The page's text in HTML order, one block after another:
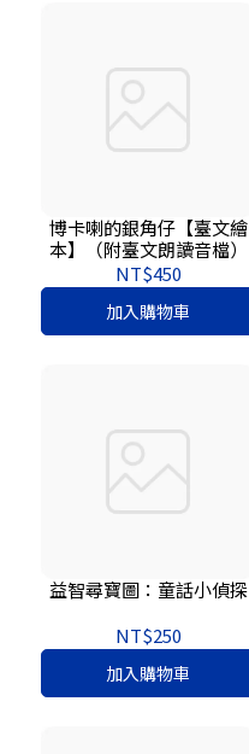
博卡喇的銀角仔【臺文繪
本】（附臺文朗讀音檔）
NT$450
加入購物車
益智尋寶圖：童話小偵探
NT$250
加入購物車